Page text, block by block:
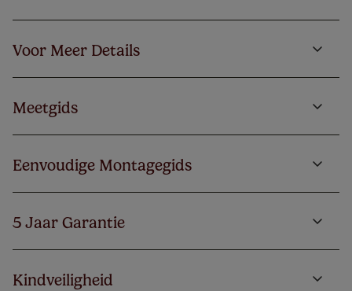
Voor Meer Details
Meetgids
Eenvoudige Montagegids
5 Jaar Garantie
Kindveiligheid